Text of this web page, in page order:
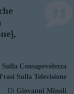
Consapevolezza
Sulla Televisione
Di Giovanni Minoli